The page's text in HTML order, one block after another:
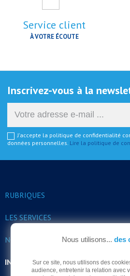
Service client
À VOTRE ÉCOUTE
Inscrivez-vous à la
J'accepte la politique de confidentialité
données personnelles. Lire la politique de
RUBRIQUES
LES SERVICES
NOS HORAIRES
INFORMATIONS
Nous utilisons... des
Sur ce site, nous utilisons des
audience, entretenir la relation avec